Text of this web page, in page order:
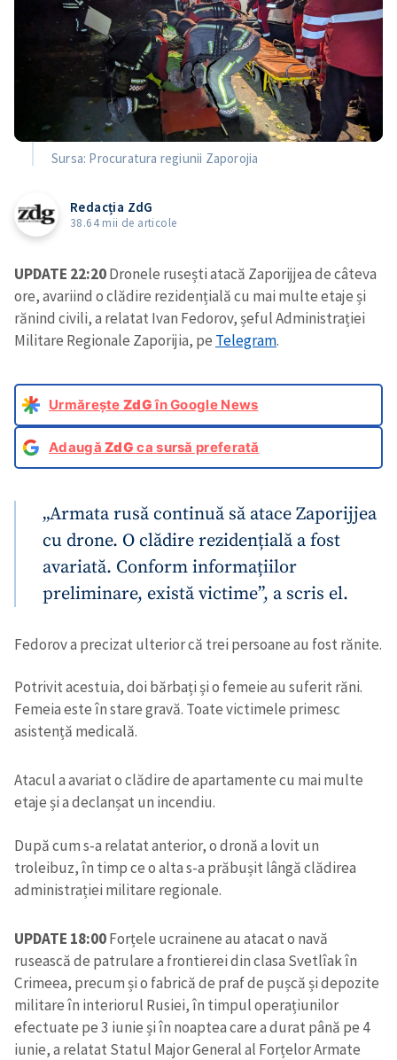
Sursa: Procuratura regiunii Zaporojia
Redacția ZdG
38.64 mii de articole
UPDATE 22:20Dronele rusești atacă Zaporijjea de câteva
ore, avariind o clădire rezidențială cu mai multe etaje și
rănind civili, a relatat Ivan Fedorov, șeful Administrației
Militare Regionale Zaporijia, pe Telegram.
Urmărește ZdGîn Google News
AdaugăZdG ca sursă preferată
„Armata rusă continuă să atace Zaporijjea
cu drone. O clădire rezidențială a fost
avariată. Conform informațiilor
preliminare, există victime”, a scris el.
Fedorov a precizat ulterior că trei persoane au fost rănite.
Potrivit acestuia, doi bărbați și o femeie au suferit răni.
Femeia este în stare gravă. Toate victimele primesc
asistență medicală.
Atacul a avariat o clădire de apartamente cu mai multe
etaje și a declanșat un incendiu.
După cum s-a relatat anterior, o dronă a lovit un
troleibuz, în timp ce o alta s-a prăbușit lângă clădirea
administrației militare regionale.
UPDATE 18:00Forțele ucrainene au atacat o navă
rusească de patrulare a frontierei din clasa Svetlîak în
Crimeea, precum și o fabrică de praf de pușcă și depozite
militare în interiorul Rusiei, în timpul operațiunilor
efectuate pe 3 iunie și în noaptea care a durat până pe 4
iunie, a relatat Statul Major General al Forțelor Armate